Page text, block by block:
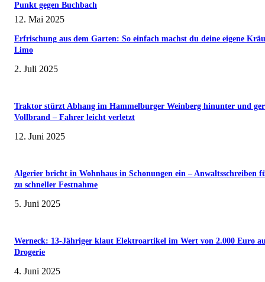
Punkt gegen Buchbach
12. Mai 2025
Erfrischung aus dem Garten: So einfach machst du deine eigene
Limo
2. Juli 2025
Traktor stürzt Abhang im Hammelburger Weinberg hinunter und
Vollbrand – Fahrer leicht verletzt
12. Juni 2025
Algerier bricht in Wohnhaus in Schonungen ein – Anwaltsschreiben
zu schneller Festnahme
5. Juni 2025
Werneck: 13-Jähriger klaut Elektroartikel im Wert von 2.000 Euro
Drogerie
4. Juni 2025